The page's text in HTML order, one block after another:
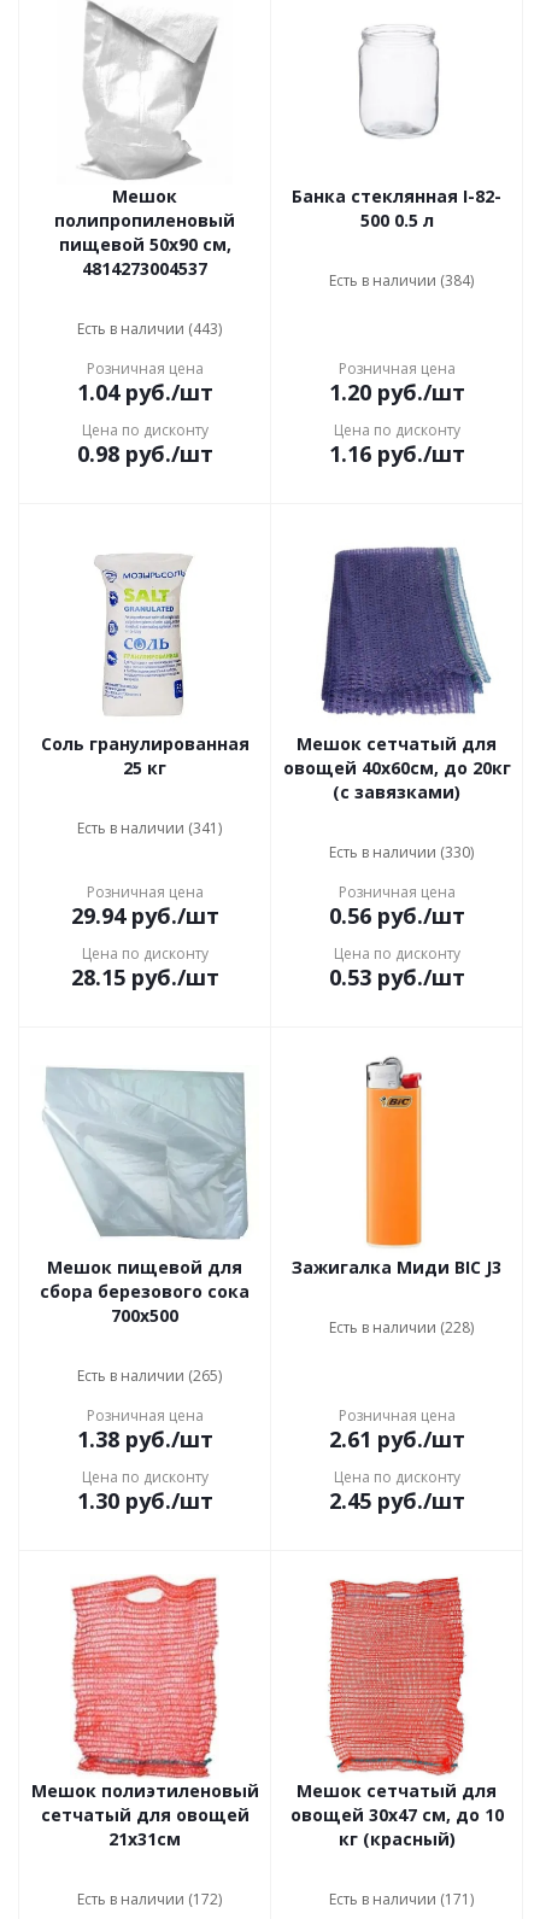
Мешок
полипропиленовый
пищевой 50x90 см,
4814273004537
Есть в наличии (443)
Розничная цена
1.04руб./шт
Цена по дисконту
0.98руб./шт
Банка стеклянная I-82-
500 0.5 л
Есть в наличии (384)
Розничная цена
1.20руб./шт
Цена по дисконту
1.16руб./шт
Соль гранулированная
25 кг
Есть в наличии (341)
Розничная цена
29.94руб./шт
Цена по дисконту
28.15руб./шт
Мешок сетчатый для
овощей 40x60см, до 20кг
(с завязками)
Есть в наличии (330)
Розничная цена
0.56руб./шт
Цена по дисконту
0.53руб./шт
Мешок пищевой для
сбора березового сока
700х500
Есть в наличии (265)
Розничная цена
1.38руб./шт
Цена по дисконту
1.30руб./шт
Зажигалка Миди BIC J3
Есть в наличии (228)
Розничная цена
2.61 руб./шт
Цена по дисконту
2.45руб./шт
Мешок полиэтиленовый
сетчатый для овощей
21x31см
Есть в наличии (172)
Мешок сетчатый для
овощей 30x47 см, до 10
кг (красный)
Есть в наличии (171)